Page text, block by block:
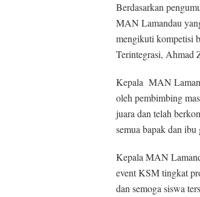
Berdasarkan
MAN Lamandau
mengikuti kompetisi
Terintegrasi, Ahmad
Kepala MAN
oleh pembimbing
juara dan telah
semua bapak dan
Kepala MAN
event KSM tingkat
dan semoga siswa